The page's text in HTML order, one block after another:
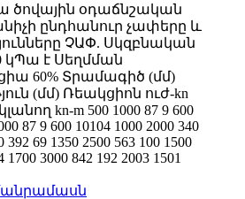
ծովային օդաճնշական
ընդհանուր չափերը և
ՉԱՓ. Սկզբնական
կՊա է Սեղմման
60% Տրամագիծ (մմ)
(մմ) Ռեակցիոն ուժ-kn
kn-m 500 1000 87 9 600
87 9 600 10104 1000 2000 340
392 69 1350 2500 563 100 1500
1700 3000 842 192 2003 1501